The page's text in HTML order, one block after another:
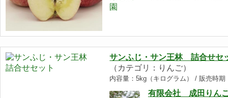
サンふじ・サン王林 詰合せセ
（カテゴリ：りんご）
内容量：5kg（キログラム） / 販売時期
有限会社 成田りん